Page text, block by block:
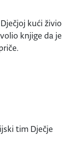
kući živio
knjige da je
tim Dječje